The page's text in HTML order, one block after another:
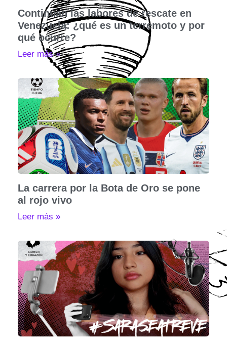
Continúan las labores de rescate en
Venezuela: ¿qué es un terremoto y por
qué ocurre?
Leer más »
La carrera por la Bota de Oro se pone
al rojo vivo
Leer más »